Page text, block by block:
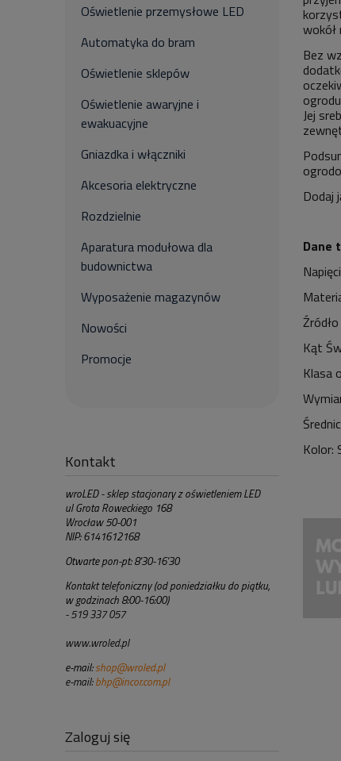
Oświetlenie przemysłowe LED
Automatyka do bram
Oświetlenie sklepów
Oświetlenie awaryjne i
ewakuacyjne
Gniazdka i włączniki
Akcesoria elektryczne
Rozdzielnie
Aparatura modułowa dla
budownictwa
Wyposażenie magazynów
Nowości
Promocje
Kontakt
wroLED - sklep stacjonary z oświetleniem LED
ul Grota Roweckiego 168
Wrocław 50-001
NIP: 6141612168
Otwarte pon-pt: 8'30-16'30
Kontakt telefoniczny (od poniedziałku do piątku,
w godzinach 8:00-16:00)
- 519 337 057
www.wroled.pl
e-mail: shop@wroled.pl
e-mail:bhp@incor.com.pl
Zaloguj się
Bez
Jej
Dodaj
Dane
Kąt
Klasa
Kolor: